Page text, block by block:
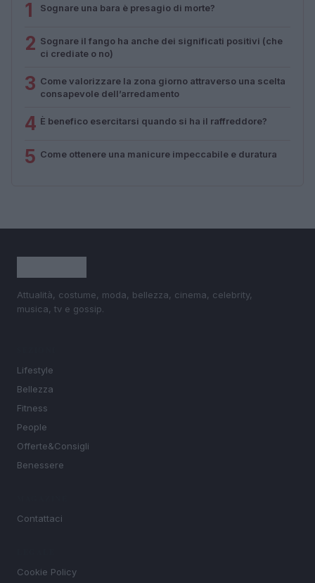
1 Sognare una bara è presagio di morte?
2 Sognare il fango ha anche dei significati positivi (che
ci crediate o no)
3 Come valorizzare la zona giorno attraverso una scelta
consapevole dell’arredamento
4 È benefico esercitarsi quando si ha il raffreddore?
5 Come ottenere una manicure impeccabile e duratura
Attualità, costume, moda, bellezza, cinema, celebrity,
musica, tv e gossip.
Lifestyle
Bellezza
Fitness
People
Offerte&Consigli
Benessere
Contattaci
Cookie Policy